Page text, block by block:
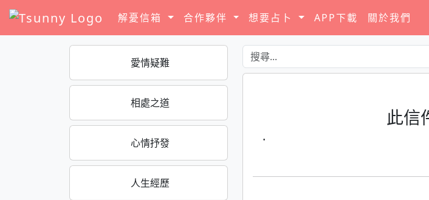
解憂信箱 合作夥伴 想要占卜 APP下載 關於我們
愛情疑難
相處之道
心情抒發
人生經歷
此信
·